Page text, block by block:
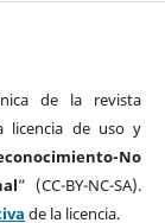
de la revista
licencia de uso y
No
” (CC-BY-NC-SA).
de la licencia.